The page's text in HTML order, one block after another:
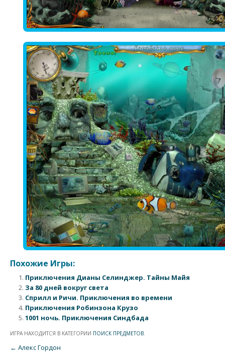
Похожие Игры:
Приключения Дианы Селинджер. Тайны Майя
За 80 дней вокруг света
Сприлл и Ричи. Приключения во времени
Приключения Робинзона Крузо
1001 ночь. Приключения Синдбада
ИГРА НАХОДИТСЯ В КАТЕГОРИИ ПОИСК ПРЕДМЕТОВ.
Post navigation
← Алекс Гордон